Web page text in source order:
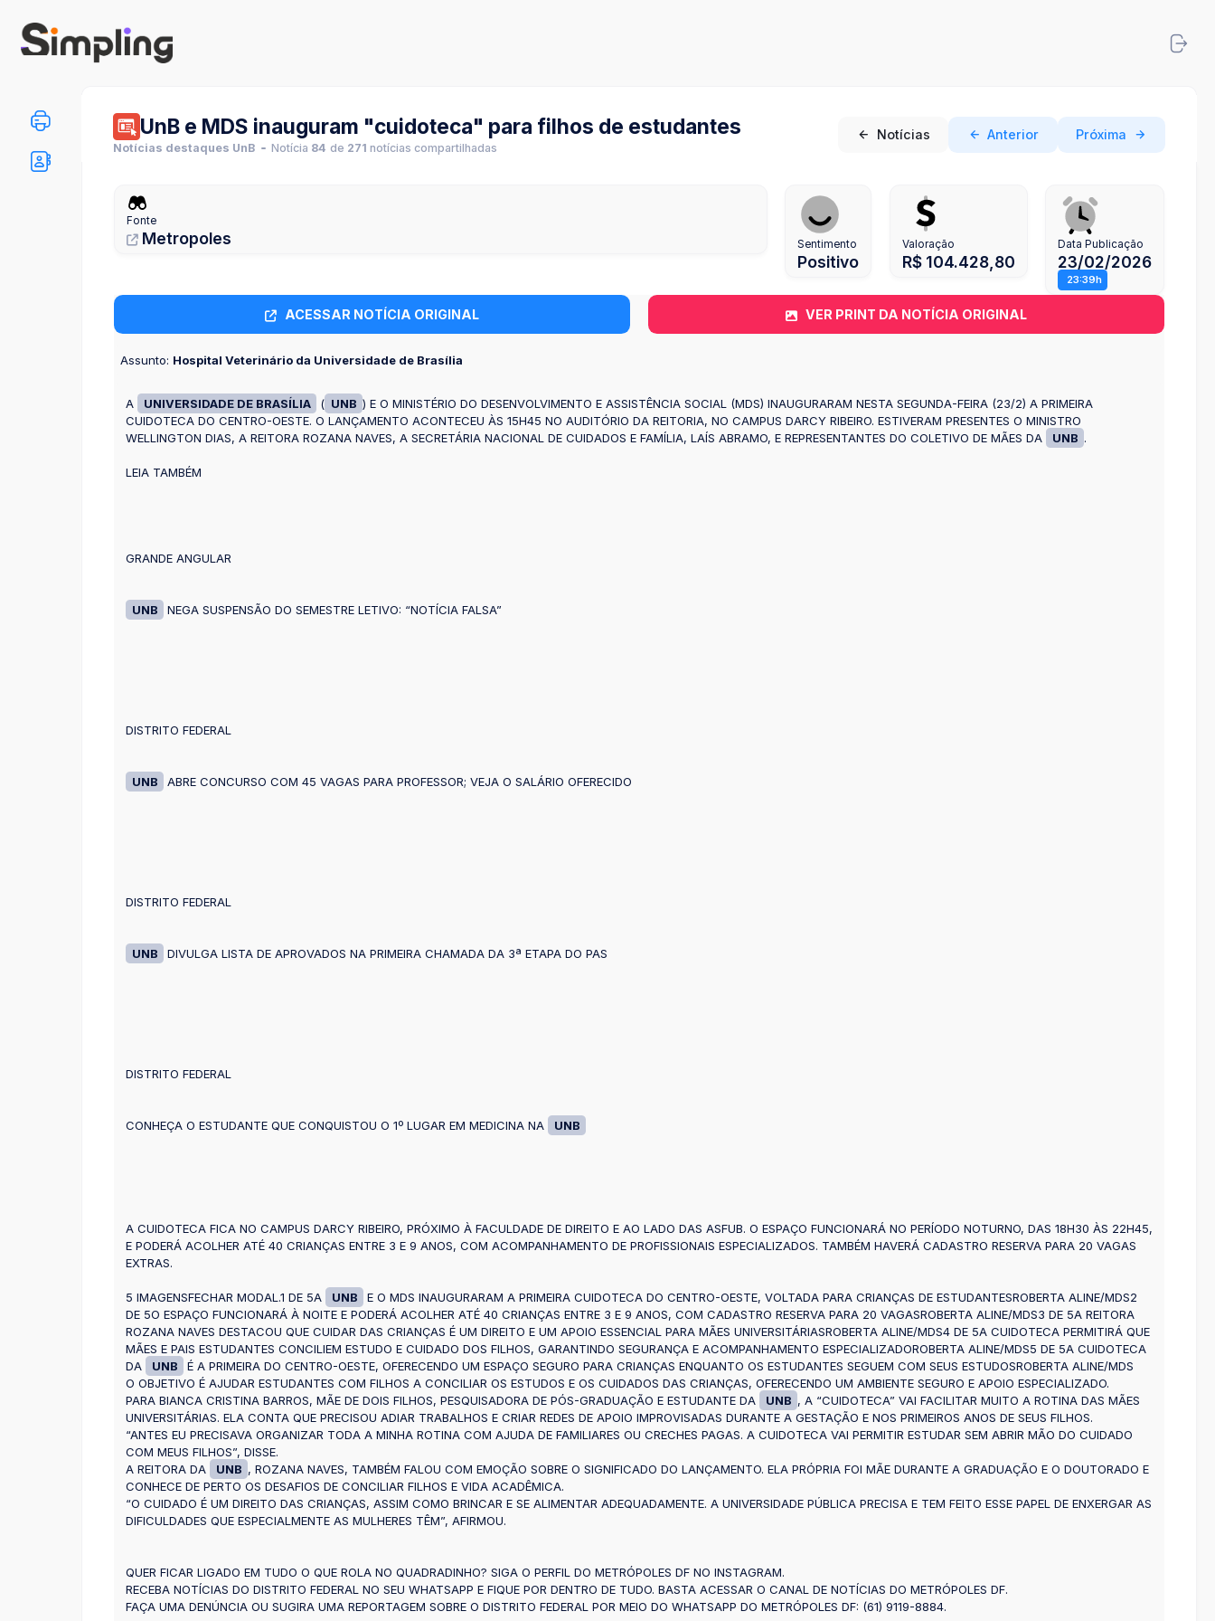
UnB e MDS inauguram "cuidoteca" para filhos de estudantes
Notícias destaques UnB Notícia 84 de 271 notícias compartilhadas
Notícias Anterior Próxima
Fonte
Metropoles Sentimento
Positivo
Valoração
R$ 104.428,80
Data Publicação
23/02/2026
23:39h
ACESSAR NOTÍCIA ORIGINAL VER PRINT DA NOTÍCIA ORIGINAL
Assunto: Hospital Veterinário da Universidade de Brasília
A UNIVERSIDADE DE BRASÍLIA ( UNB ) E O MINISTÉRIO DO DESENVOLVIMENTO E ASSISTÊNCIA SOCIAL (MDS) INAUGURARAM NESTA SEGUNDA-FEIRA (23/2) A PRIMEIRA
CUIDOTECA DO CENTRO-OESTE. O LANÇAMENTO ACONTECEU ÀS 15H45 NO AUDITÓRIO DA REITORIA, NO CAMPUS DARCY RIBEIRO. ESTIVERAM PRESENTES O MINISTRO
WELLINGTON DIAS, A REITORA ROZANA NAVES, A SECRETÁRIA NACIONAL DE CUIDADOS E FAMÍLIA, LAÍS ABRAMO, E REPRESENTANTES DO COLETIVO DE MÃES DA
UNB .
LEIA TAMBÉM
GRANDE ANGULAR
UNB NEGA SUSPENSÃO DO SEMESTRE LETIVO: “NOTÍCIA FALSA”
DISTRITO FEDERAL
UNB ABRE CONCURSO COM 45 VAGAS PARA PROFESSOR; VEJA O SALÁRIO OFERECIDO
DISTRITO FEDERAL
UNB DIVULGA LISTA DE APROVADOS NA PRIMEIRA CHAMADA DA 3ª ETAPA DO PAS
DISTRITO FEDERAL
CONHEÇA O ESTUDANTE QUE CONQUISTOU O 1º LUGAR EM MEDICINA NA UNB
A CUIDOTECA FICA NO CAMPUS DARCY RIBEIRO, PRÓXIMO À FACULDADE DE DIREITO E AO LADO DAS ASFUB. O ESPAÇO FUNCIONARÁ NO PERÍODO NOTURNO, DAS 18H30 ÀS 22H45,
E PODERÁ ACOLHER ATÉ 40 CRIANÇAS ENTRE 3 E 9 ANOS, COM ACOMPANHAMENTO DE PROFISSIONAIS ESPECIALIZADOS. TAMBÉM HAVERÁ CADASTRO RESERVA PARA 20 VAGAS
EXTRAS.
5 IMAGENSFECHAR MODAL.1 DE 5A UNB
E O MDS INAUGURARAM A PRIMEIRA CUIDOTECA DO CENTRO-OESTE, VOLTADA PARA CRIANÇAS DE ESTUDANTESROBERTA ALINE/MDS2
DE 5O ESPAÇO FUNCIONARÁ À NOITE E PODERÁ ACOLHER ATÉ 40 CRIANÇAS ENTRE 3 E 9 ANOS, COM CADASTRO RESERVA PARA 20 VAGASROBERTA ALINE/MDS3 DE 5A REITORA
ROZANA NAVES DESTACOU QUE CUIDAR DAS CRIANÇAS É UM DIREITO E UM APOIO ESSENCIAL PARA MÃES UNIVERSITÁRIASROBERTA ALINE/MDS4 DE 5A CUIDOTECA PERMITIRÁ QUE
MÃES E PAIS ESTUDANTES CONCILIEM ESTUDO E CUIDADO DOS FILHOS, GARANTINDO SEGURANÇA E ACOMPANHAMENTO ESPECIALIZADOROBERTA ALINE/MDS5 DE 5A CUIDOTECA
DA
UNB
É A PRIMEIRA DO CENTRO-OESTE, OFERECENDO UM ESPAÇO SEGURO PARA CRIANÇAS ENQUANTO OS ESTUDANTES SEGUEM COM SEUS ESTUDOSROBERTA ALINE/MDS
O OBJETIVO É AJUDAR ESTUDANTES COM FILHOS A CONCILIAR OS ESTUDOS E OS CUIDADOS DAS CRIANÇAS, OFERECENDO UM AMBIENTE SEGURO E APOIO ESPECIALIZADO.
PARA BIANCA CRISTINA BARROS, MÃE DE DOIS FILHOS, PESQUISADORA DE PÓS-GRADUAÇÃO E ESTUDANTE DA
UNB , A “CUIDOTECA” VAI FACILITAR MUITO A ROTINA DAS MÃES
UNIVERSITÁRIAS. ELA CONTA QUE PRECISOU ADIAR TRABALHOS E CRIAR REDES DE APOIO IMPROVISADAS DURANTE A GESTAÇÃO E NOS PRIMEIROS ANOS DE SEUS FILHOS.
“ANTES EU PRECISAVA ORGANIZAR TODA A MINHA ROTINA COM AJUDA DE FAMILIARES OU CRECHES PAGAS. A CUIDOTECA VAI PERMITIR ESTUDAR SEM ABRIR MÃO DO CUIDADO
COM MEUS FILHOS”, DISSE.
A REITORA DA
UNB , ROZANA NAVES, TAMBÉM FALOU COM EMOÇÃO SOBRE O SIGNIFICADO DO LANÇAMENTO. ELA PRÓPRIA FOI MÃE DURANTE A GRADUAÇÃO E O DOUTORADO E
CONHECE DE PERTO OS DESAFIOS DE CONCILIAR FILHOS E VIDA ACADÊMICA.
“O CUIDADO É UM DIREITO DAS CRIANÇAS, ASSIM COMO BRINCAR E SE ALIMENTAR ADEQUADAMENTE. A UNIVERSIDADE PÚBLICA PRECISA E TEM FEITO ESSE PAPEL DE ENXERGAR AS
DIFICULDADES QUE ESPECIALMENTE AS MULHERES TÊM”, AFIRMOU.
QUER FICAR LIGADO EM TUDO O QUE ROLA NO QUADRADINHO? SIGA O PERFIL DO METRÓPOLES DF NO INSTAGRAM.
RECEBA NOTÍCIAS DO DISTRITO FEDERAL NO SEU WHATSAPP E FIQUE POR DENTRO DE TUDO. BASTA ACESSAR O CANAL DE NOTÍCIAS DO METRÓPOLES DF.
FAÇA UMA DENÚNCIA OU SUGIRA UMA REPORTAGEM SOBRE O DISTRITO FEDERAL POR MEIO DO WHATSAPP DO METRÓPOLES DF: (61) 9119-8884.